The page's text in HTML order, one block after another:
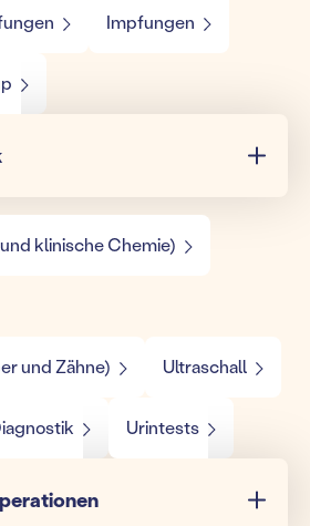
Impfungen
klinische Chemie)
und Zähne) Ultraschall
Urintests